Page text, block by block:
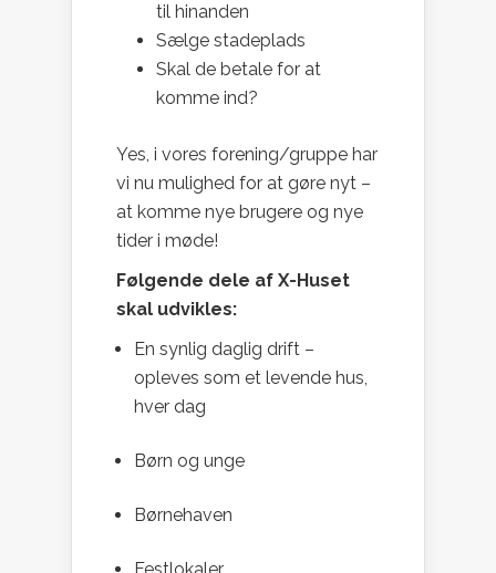
til hinanden
Sælge stadeplads
Skal de betale for at
komme ind?
Yes, i vores forening/gruppe har
vi nu mulighed for at gøre nyt –
at komme nye brugere og nye
tider i møde!
Følgende dele af X-Huset
skal udvikles:
En synlig daglig drift –
opleves som et levende hus,
hver dag
Børn og unge
Børnehaven